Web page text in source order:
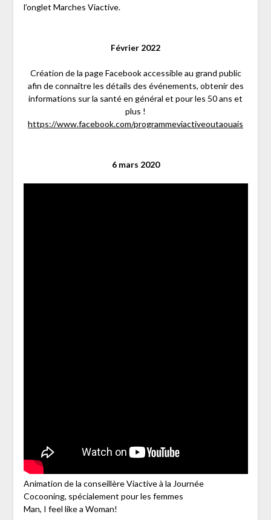
l’onglet Marches Viactive.
Février 2022
Création de la page Facebook accessible au grand public
afin de connaître les détails des événements, obtenir des
informations sur la santé en général et pour les 50 ans et
plus !
https://www.facebook.com/programmeviactiveoutaouais
6 mars 2020
Animation de la conseillère Viactive à la Journée
Cocooning, spécialement pour les femmes
Man, I feel like a Woman!